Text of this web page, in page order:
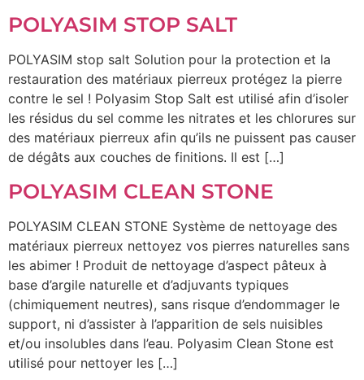
POLYASIM STOP SALT
POLYASIM stop salt Solution pour la protection et la
restauration des matériaux pierreux protégez la pierre
contre le sel ! Polyasim Stop Salt est utilisé afin d’isoler
les résidus du sel comme les nitrates et les chlorures sur
des matériaux pierreux afin qu’ils ne puissent pas causer
de dégâts aux couches de finitions. Il est […]
POLYASIM CLEAN STONE
POLYASIM CLEAN STONE Système de nettoyage des
matériaux pierreux nettoyez vos pierres naturelles sans
les abimer ! Produit de nettoyage d’aspect pâteux à
base d’argile naturelle et d’adjuvants typiques
(chimiquement neutres), sans risque d’endommager le
support, ni d’assister à l’apparition de sels nuisibles
et/ou insolubles dans l’eau. Polyasim Clean Stone est
utilisé pour nettoyer les […]